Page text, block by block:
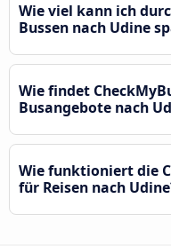
Wie viel kann ich
Bussen nach Udine
Wie findet
Busangebote nach
Wie funktioniert die
für Reisen nach